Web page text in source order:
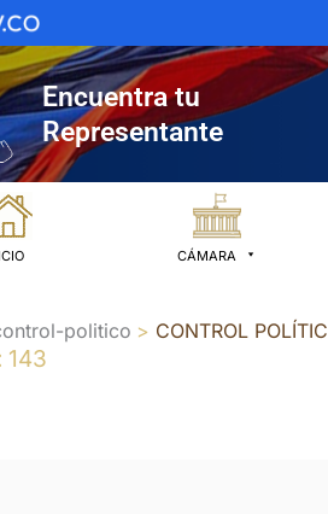
Encuentra tu
Representante
CÁMARA
politico CONTROL
143